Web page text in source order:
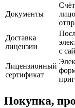
Документы
Доставка
лицензии
с
Лицензионный
сертификат
Покупка,